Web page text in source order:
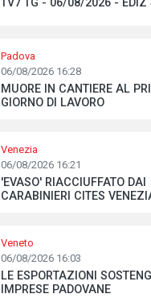
Padova
06/08/2026 16:28
MUORE IN CANTIERE AL
GIORNO DI LAVORO
Venezia
06/08/2026 16:21
'EVASO' RIACCIUFFATO DAI
CARABINIERI CITES
Veneto
06/08/2026 16:03
LE ESPORTAZIONI
IMPRESE PADOVANE